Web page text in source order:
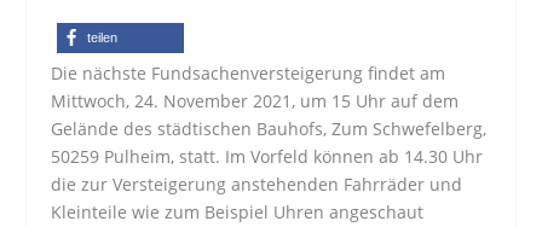
teilen
Die nächste Fundsachenversteigerung findet am
Mittwoch, 24. November 2021, um 15 Uhr auf dem
Gelände des städtischen Bauhofs, Zum Schwefelberg,
50259 Pulheim, statt. Im Vorfeld können ab 14.30 Uhr
die zur Versteigerung anstehenden Fahrräder und
Kleinteile wie zum Beispiel Uhren angeschaut